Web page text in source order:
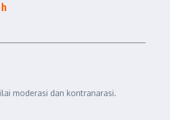
moderasi dan kontranarasi.